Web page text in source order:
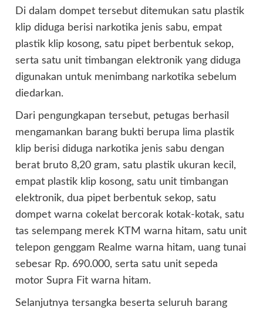
Di dalam dompet tersebut ditemukan satu plastik
klip diduga berisi narkotika jenis sabu, empat
plastik klip kosong, satu pipet berbentuk sekop,
serta satu unit timbangan elektronik yang diduga
digunakan untuk menimbang narkotika sebelum
diedarkan.
Dari pengungkapan tersebut, petugas berhasil
mengamankan barang bukti berupa lima plastik
klip berisi diduga narkotika jenis sabu dengan
berat bruto 8,20 gram, satu plastik ukuran kecil,
empat plastik klip kosong, satu unit timbangan
elektronik, dua pipet berbentuk sekop, satu
dompet warna cokelat bercorak kotak-kotak, satu
tas selempang merek KTM warna hitam, satu unit
telepon genggam Realme warna hitam, uang tunai
sebesar Rp. 690.000, serta satu unit sepeda
motor Supra Fit warna hitam.
Selanjutnya tersangka beserta seluruh barang